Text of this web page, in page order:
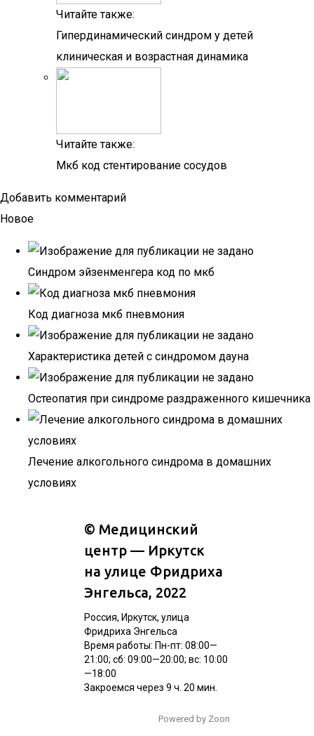
Читайте также:
Гипердинамический синдром у детей
клиническая и возрастная динамика
Читайте также:
Мкб код стентирование сосудов
Добавить комментарий
Новое
Синдром эйзенменгера код по мкб
Код диагноза мкб пневмония
Характеристика детей с синдромом дауна
Остеопатия при синдроме раздраженного кишечника
Лечение алкогольного синдрома в домашних
условиях
© Медицинский
центр — Иркутск
на улице Фридриха
Энгельса, 2022
Россия, Иркутск, улица
Фридриха Энгельса
Время работы: Пн-пт: 08:00—
21:00; сб: 09:00—20:00; вс: 10:00
—18:00
Закроемся через 9 ч. 20 мин.
Powered by Zoon